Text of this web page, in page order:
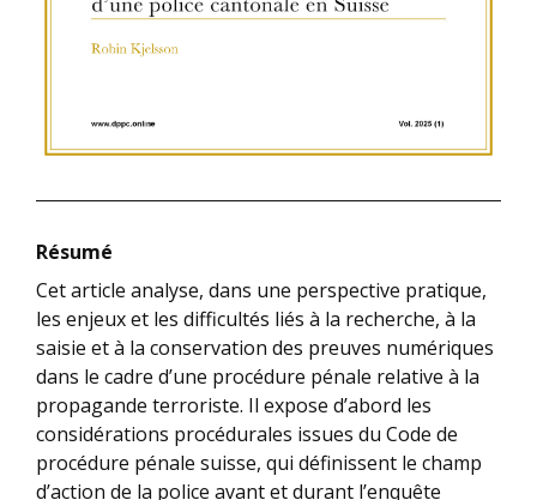
Résumé
Cet article analyse, dans une perspective pratique,
les enjeux et les difficultés liés à la recherche, à la
saisie et à la conservation des preuves numériques
dans le cadre d’une procédure pénale relative à la
propagande terroriste. Il expose d’abord les
considérations procédurales issues du Code de
procédure pénale suisse, qui définissent le champ
d’action de la police avant et durant l’enquête